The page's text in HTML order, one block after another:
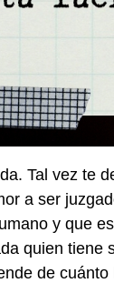
Tal vez te
a ser
y que
quien tiene
de